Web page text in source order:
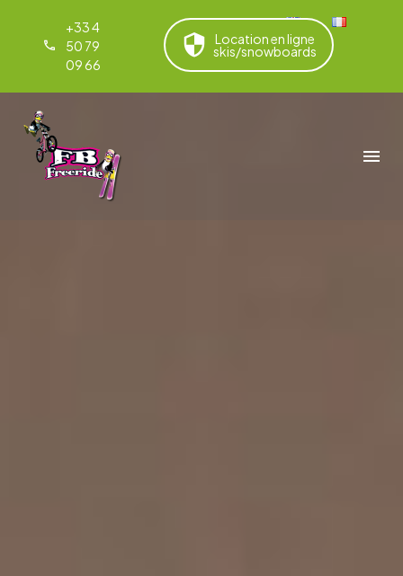
+33 4
50 79
09 66
Location en ligne
skis/snowboards